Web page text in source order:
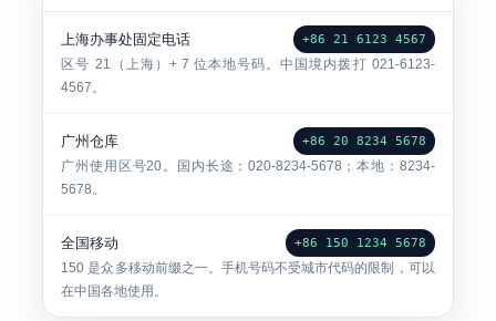
上海办事处固定电话 +86 21 6123 4567
区号 21（上海）+ 7 位本地号码。中国境内拨打 021-6123-
4567。
广州仓库 +86 20 8234 5678
广州使用区号20。国内长途：020-8234-5678；本地：8234-
5678。
全国移动 +86 150 1234 5678
150 是众多移动前缀之一。手机号码不受城市代码的限制，可以
在中国各地使用。